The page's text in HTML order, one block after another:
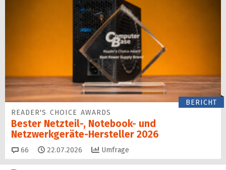
BERICHT
READER'S CHOICE AWARDS
Bester Netzteil-, Notebook- und
Netzwerkgeräte-Hersteller 2026
66 Kommentare
22.07.2026 Umfrage